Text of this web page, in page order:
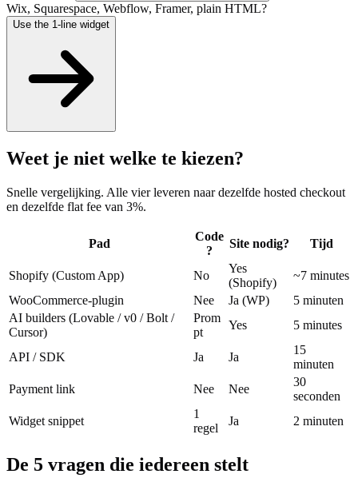
Wix, Squarespace, Webflow, Framer, plain HTML?
Use the 1-line widget
Weet je niet welke te kiezen?
Snelle vergelijking. Alle vier leveren naar dezelfde hosted checkout
en dezelfde flat fee van 3%.
Pad
Code
?
Site nodig? Tijd
Shopify (Custom App) No
Yes
(Shopify)
~7 minutes
WooCommerce-plugin
Nee Ja (WP)
5 minuten
AI builders (Lovable / v0 / Bolt /
Cursor)
Prom
pt
Yes 5 minutes
API / SDK Ja Ja
15
minuten
Payment link
Nee Nee
30
seconden
Widget snippet
1
regel
Ja 2 minuten
De 5 vragen die iedereen stelt